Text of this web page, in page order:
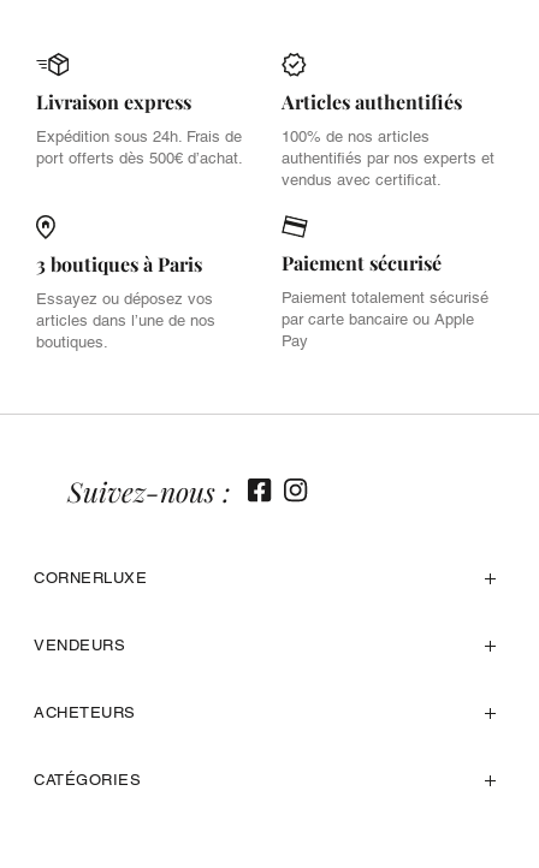
Livraison express
Expédition sous 24h. Frais de
port offerts dès 500€ d’achat.
Articles authentifiés
100% de nos articles
authentifiés par nos experts et
vendus avec certificat.
3 boutiques à Paris
Essayez ou déposez vos
articles dans l’une de nos
boutiques.
Paiement sécurisé
Paiement totalement sécurisé
par carte bancaire ou Apple
Pay
CORNERLUXE
VENDEURS
ACHETEURS
CATÉGORIES
Suivez-nous :